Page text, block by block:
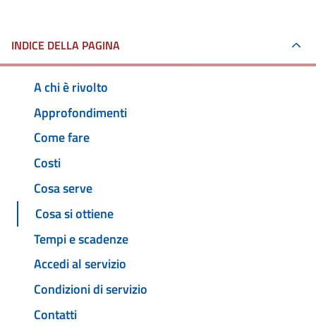
INDICE DELLA PAGINA
A chi è rivolto
Approfondimenti
Come fare
Costi
Cosa serve
Cosa si ottiene
Tempi e scadenze
Accedi al servizio
Condizioni di servizio
Contatti